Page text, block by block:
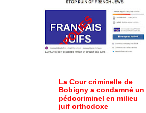
La Cour criminelle de
Bobigny a condamné un
pédocriminel en milieu
juif orthodoxe